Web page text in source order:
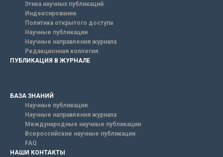
Этика научных публикаций
Индексирование
Политика открытого доступа
Научные публикации
Научные направления журнала
Редакционная коллегия
ПУБЛИКАЦИЯ В ЖУРНАЛЕ
БАЗА ЗНАНИЙ
Научные публикации
Научные направления журнала
Международные научные публикации
Всероссийские научные публикации
FAQ
НАШИ КОНТАКТЫ